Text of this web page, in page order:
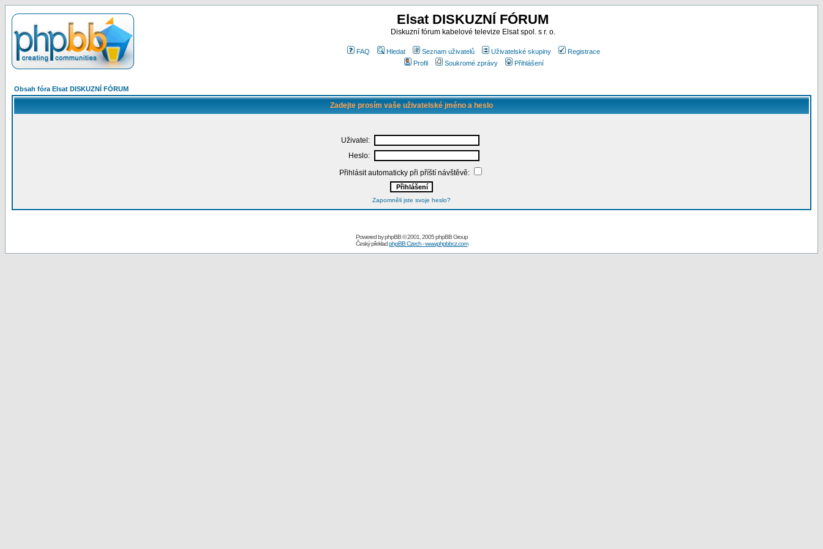
Elsat DISKUZNÍ FÓRUM
Diskuzní fórum kabelové televize Elsat spol. s r. o.
FAQ Hledat Seznam uživatelů Uživatelské skupiny
Registrace
Profil
Soukromé zprávy Přihlášení
Obsah fóra Elsat DISKUZNÍ FÓRUM
Zadejte prosím vaše uživatelské jméno a heslo
Uživatel:
Heslo:
Přihlásit automaticky při příští návštěvě:
Zapomněli jste svoje heslo?
Powered byphpBB© 2001, 2005 phpBB Group
Český překladphpBB Czech - www.phpbbcz.com